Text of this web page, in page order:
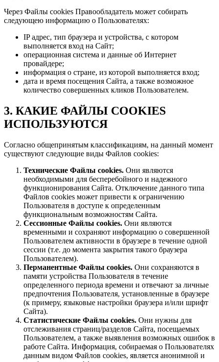
Через Файлы cookies Правообладатель может собирать
следующею информацию о Пользователях:
IP адрес, тип браузера и устройства, с котором
выполняется вход на Сайт;
операционная система и данные об Интернет
провайдере;
информация о стране, из которой выполняется вход;
дата и время посещения Сайта, а также возможное
количество совершенных кликов Пользователем.
3. КАКИЕ ФАЙЛЫ COOKIES
ИСПОЛЬЗУЮТСЯ
Согласно общепринятым классификациям, на данный момент
существуют следующие виды Файлов cookies:
Технические Файлы cookies. Они являются
необходимыми для бесперебойного и надежного
функционирования Сайта. Отключение данного типа
Файлов cookies может привести к ограничению
Пользователя в доступе к определенным
функциональным возможностям Сайта.
Сессионные Файлы cookies. Они являются
временными и сохраняют информацию о совершенной
Пользователем активности в браузере в течение одной
сессии (т.е. до момента закрытия такого браузера
Пользователем).
Перманентные Файлы cookies. Они сохраняются в
памяти устройства Пользователя в течение
определенного периода времени и отвечают за личные
предпочтения Пользователя, установленные в браузере
(к примеру, языковые настройки браузера и/или шрифт
Сайта).
Статистические Файлы cookies. Они нужны для
отслеживания страниц/разделов Сайта, посещаемых
Пользователем, а также выявления возможных ошибок в
работе Сайта. Информация, собираемая о Пользователях
данным видом Файлов cookies, является анонимной и